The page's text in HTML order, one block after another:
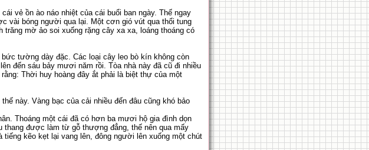
vẻ ồn ào náo nhiệt của cái buổi ban ngày. Thế ngay
vài bóng người qua lại. Một cơn gió vút qua thổi tung
mờ ảo soi xuống rặng cây xa xa, loáng thoáng có
tường dày đặc. Các loại cây leo bò kín không còn
đến sáu bảy mươi năm rồi. Tòa nhà này đã cũ đi nhiều
Thời huy hoàng đây ắt phải là biệt thự của một
này. Vàng bạc của cải nhiều đến đâu cũng khó bảo
Thoáng một cái đã có hơn ba mươi hộ gia đình dọn
được làm từ gỗ thượng đẳng, thế nên qua mấy
kẽo kẹt lại vang lên, đông người lên xuống một chút